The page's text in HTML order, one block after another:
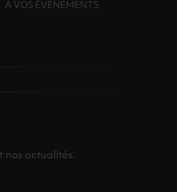
À VOS ÉVÉNEMENTS
nos actualités.